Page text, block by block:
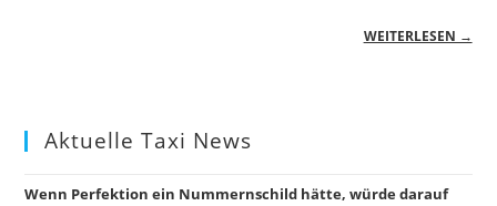
WEITERLESEN →
Aktuelle Taxi News
Wenn Perfektion ein Nummernschild hätte, würde darauf